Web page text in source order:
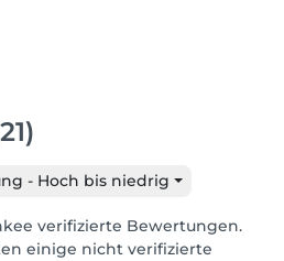
- Hoch bis niedrig
verifizierte Bewertungen.
einige nicht verifizierte